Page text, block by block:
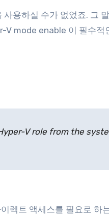
용하실 수가 없었죠. 그
mode enable 이 필수적
V role from the
렉트 액세스를 필요로 하